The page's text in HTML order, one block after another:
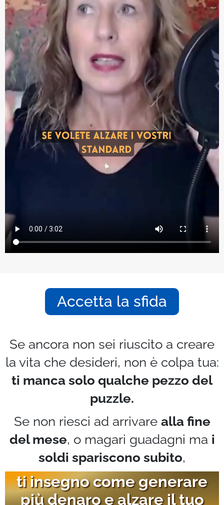
Accetta la sfida
Se ancora non sei riuscito a creare
la vita che desideri, non è colpa tua:
ti manca solo qualche pezzo del
puzzle.
Se non riesci ad arrivare alla fine
del mese, o magari guadagni ma i
soldi spariscono subito,
ti insegno come generare
più denaro e alzare il tuo